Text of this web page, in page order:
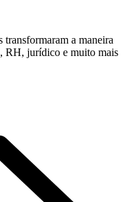
transformaram a maneira
RH, jurídico e muito mais